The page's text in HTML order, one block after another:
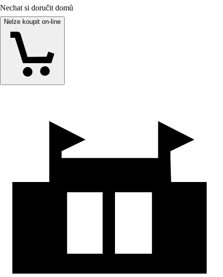
Nechat si doručit domů
Nelze koupit on-line